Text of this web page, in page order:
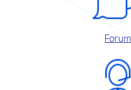
Forum